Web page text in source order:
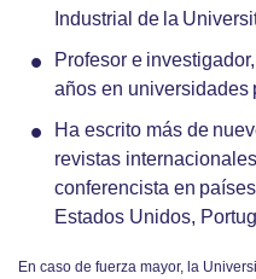
Industrial de la
Profesor e
años en universidades
Ha escrito más de
revistas
conferencista en
Estados Unidos,
En caso de fuerza mayor, la